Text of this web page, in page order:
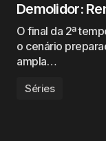
Demolidor:
O final da 2ª
o cenário
ampla…
Séries